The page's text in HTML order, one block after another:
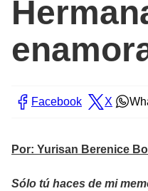
Facebook X
Por: Yurisan Berenice
Sólo tú haces de mi